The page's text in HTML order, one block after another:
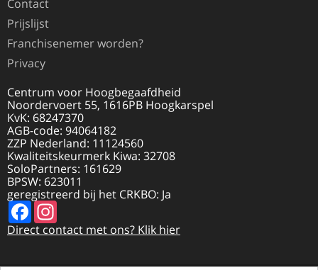
Contact
Prijslijst
Franchisenemer worden?
Privacy
Centrum voor Hoogbegaafdheid
Noordervoert 55, 1616PB Hoogkarspel
KvK: 68247370
AGB-code: 94064182
ZZP Nederland: 11124560
Kwaliteitskeurmerk Kiwa: 32708
SoloPartners: 161629
BPSW: 623011
geregistreerd bij het CRKBO: Ja
FacebookInstagram
Direct contact met ons? Klik hier